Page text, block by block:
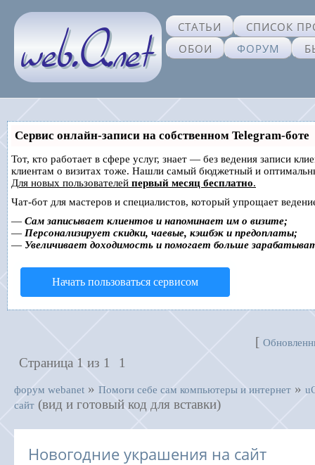
СТАТЬИ
СПИСОК
ОБОИ
ФОРУМ
Сервис онлайн-записи на собственном Telegram-боте
Тот, кто работает в сфере услуг, знает — без ведения записи
клиентам о визитах тоже. Нашли самый бюджетный и
Для новых пользователей первый месяц бесплатно.
Чат-бот для мастеров и специалистов, который упрощает
— Сам записывает клиентов и напоминает им о визите;
— Персонализирует скидки, чаевые, кэшбэк и предоплаты;
— Увеличивает доходимость и помогает больше
Начать пользоваться сервисом
[
Страница 1 из 1 1
форум webanet » Помоги себе сам компьютеры и интернет »
сайт (вид и готовый код для вставки)
Новогодние украшения на сайт